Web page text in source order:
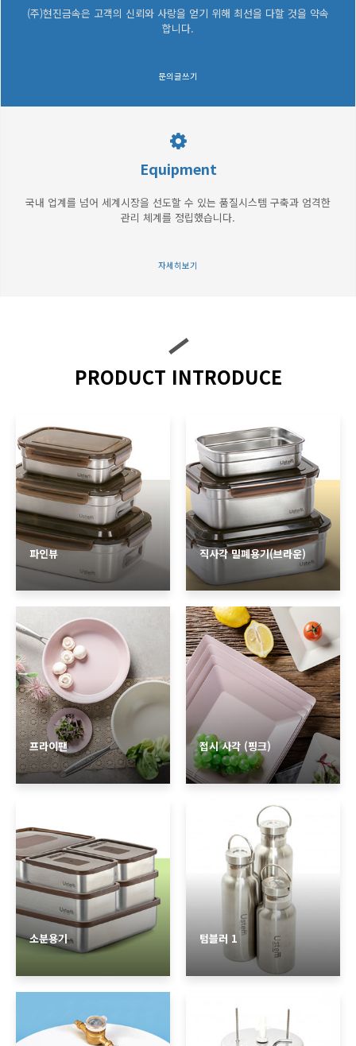
(주)현진금속은 고객의 신뢰와 사랑을 얻기 위해 최선을 다할 것을 약속
합니다.
문의글쓰기
Equipment
국내 업계를 넘어 세계시장을 선도할 수 있는 품질시스템 구축과 엄격한
관리 체계를 정립했습니다.
자세히보기
PRODUCT INTRODUCE
파인뷰 직사각 밀폐용기(브라운)
프라이팬 접시 사각 (핑크)
소분용기 텀블러 1